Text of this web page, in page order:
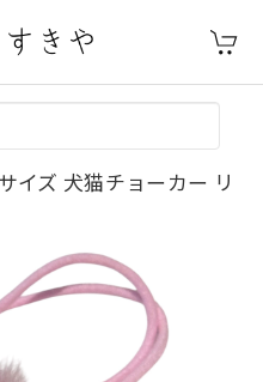
イズ 犬猫チョーカー リ